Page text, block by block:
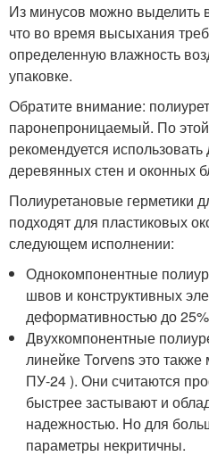
Из минусов можно выделить
что во время высыхания
определенную влажность
упаковке.
Обратите внимание:
паронепроницаемый. По
рекомендуется
деревянных стен и оконных
Полиуретановые герметики
подходят для пластиковых
следующем исполнении:
Однокомпонентные
швов и конструктивных
деформативностью до
Двухкомпонентные
линейке Torvens это
ПУ-24 ). Они считаются
быстрее застывают и
надежностью. Но для
параметры некритичны.